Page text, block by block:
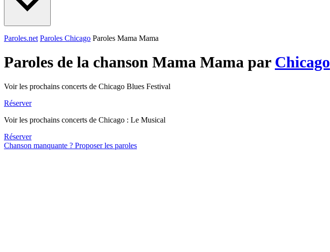
Paroles.net Paroles Chicago Paroles Mama Mama
Paroles de la chanson Mama Mama par Chicago
Voir les prochains concerts de Chicago Blues Festival
Réserver
Voir les prochains concerts de Chicago : Le Musical
Réserver
Chanson manquante ? Proposer les paroles